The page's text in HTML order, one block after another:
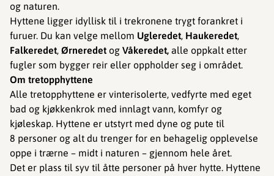
og naturen.
Hyttene ligger idyllisk til i trekronene trygt forankret i
furuer. Du kan velge mellom Ugleredet, Haukeredet,
Falkeredet, Ørneredet og Våkeredet, alle oppkalt etter
fugler som bygger reir eller oppholder seg i området.
Om tretopphyttene
Alle tretopphyttene er vinterisolerte, vedfyrte med eget
bad og kjøkkenkrok med innlagt vann, komfyr og
kjøleskap. Hyttene er utstyrt med dyne og pute til
8 personer og alt du trenger for en behagelig opplevelse
oppe i trærne – midt i naturen – gjennom hele året.
Det er plass til syv til åtte personer på hver hytte. Hyttene